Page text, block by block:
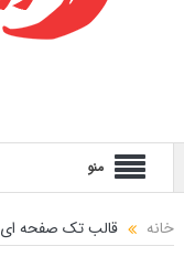
منو
خانه قالب تک صفحه ای